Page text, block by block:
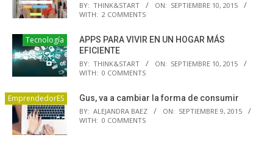
BY: THINK&START ON: SEPTIEMBRE 10, 2015
WITH: 2 COMMENTS
Tecnología
APPS PARA VIVIR EN UN HOGAR MÁS
EFICIENTE
BY: THINK&START ON: SEPTIEMBRE 10, 2015
WITH: 0 COMMENTS
EmprendedorES Gus, va a cambiar la forma de consumir
BY: ALEJANDRA BAEZ ON: SEPTIEMBRE 9, 2015
WITH: 0 COMMENTS